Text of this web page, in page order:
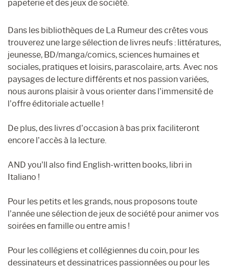
papeterie et des jeux de société.
Dans les bibliothèques de La Rumeur des crêtes vous
trouverez une large sélection de livres neufs : littératures,
jeunesse, BD/manga/comics, sciences humaines et
sociales, pratiques et loisirs, parascolaire, arts. Avec nos
paysages de lecture différents et nos passion variées,
nous aurons plaisir à vous orienter dans l’immensité de
l’offre éditoriale actuelle !
De plus, des livres d’occasion à bas prix faciliteront
encore l’accès à la lecture.
AND you’ll also find English-written books, libri in
Italiano !
Pour les petits et les grands, nous proposons toute
l’année une sélection de jeux de société pour animer vos
soirées en famille ou entre amis !
Pour les collégiens et collégiennes du coin, pour les
dessinateurs et dessinatrices passionnées ou pour les